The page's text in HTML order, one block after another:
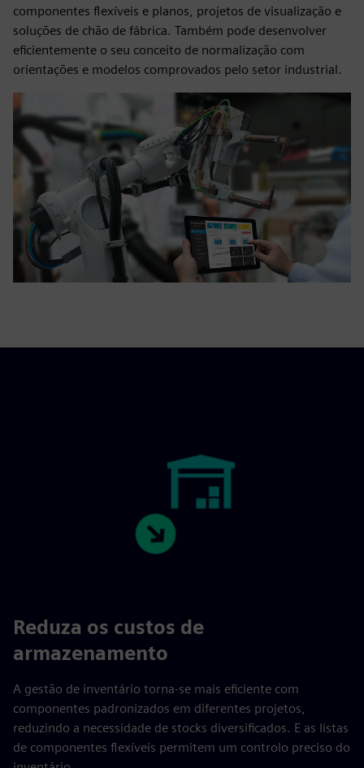
componentes flexíveis e planos, projetos de visualização e
soluções de chão de fábrica. Também pode desenvolver
eficientemente o seu conceito de normalização com
orientações e modelos comprovados pelo setor industrial.
Reduza os custos de
armazenamento
A gestão de inventário torna-se mais eficiente com
componentes padronizados em diferentes projetos,
reduzindo a necessidade de stocks diversificados. E as listas
de componentes flexíveis permitem um controlo preciso do